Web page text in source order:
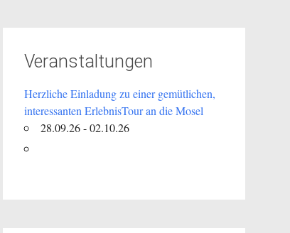
Veranstaltungen
Herzliche Einladung zu einer gemütlichen,
interessanten ErlebnisTour an die Mosel
28.09.26 - 02.10.26